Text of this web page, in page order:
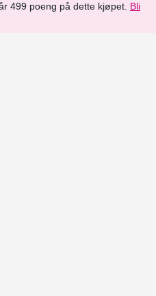
499 poeng på dette kjøpet. Bli